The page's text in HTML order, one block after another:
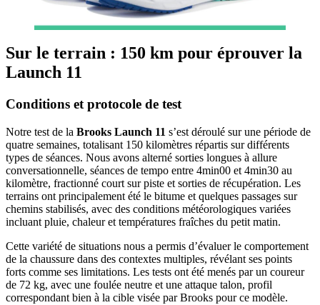
Sur le terrain : 150 km pour éprouver la
Launch 11
Conditions et protocole de test
Notre test de la Brooks Launch 11 s’est déroulé sur une période de
quatre semaines, totalisant 150 kilomètres répartis sur différents
types de séances. Nous avons alterné sorties longues à allure
conversationnelle, séances de tempo entre 4min00 et 4min30 au
kilomètre, fractionné court sur piste et sorties de récupération. Les
terrains ont principalement été le bitume et quelques passages sur
chemins stabilisés, avec des conditions météorologiques variées
incluant pluie, chaleur et températures fraîches du petit matin.
Cette variété de situations nous a permis d’évaluer le comportement
de la chaussure dans des contextes multiples, révélant ses points
forts comme ses limitations. Les tests ont été menés par un coureur
de 72 kg, avec une foulée neutre et une attaque talon, profil
correspondant bien à la cible visée par Brooks pour ce modèle.